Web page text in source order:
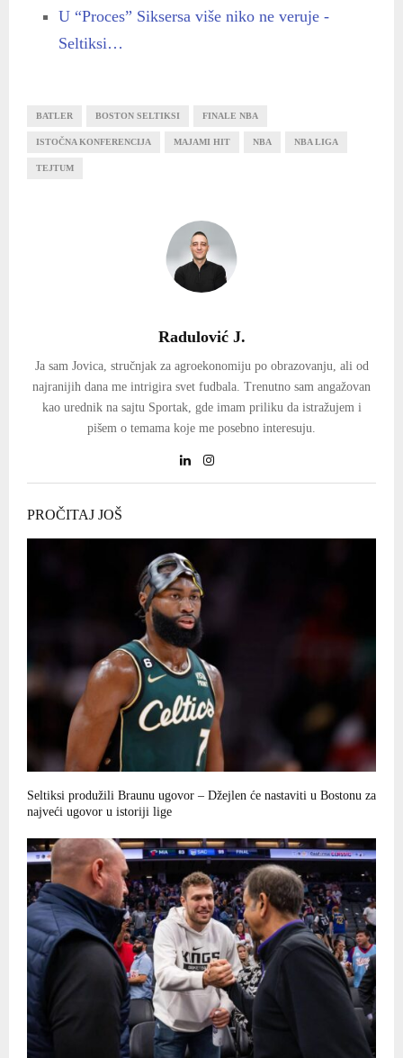
U “Proces” Siksersa više niko ne veruje -
Seltiksi…
BATLER BOSTON SELTIKSI FINALE NBA
ISTOČNA KONFERENCIJA MAJAMI HIT NBA NBA LIGA
TEJTUM
Radulović J.
Ja sam Jovica, stručnjak za agroekonomiju po obrazovanju, ali od
najranijih dana me intrigira svet fudbala. Trenutno sam angažovan
kao urednik na sajtu Sportak, gde imam priliku da istražujem i
pišem o temama koje me posebno interesuju.
PROČITAJ JOŠ
Seltiksi produžili Braunu ugovor – Džejlen će nastaviti u Bostonu za
najveći ugovor u istoriji lige